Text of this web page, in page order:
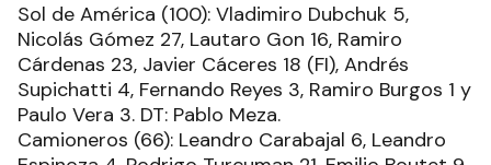
Sol de América (100): Vladimiro Dubchuk 5,
Nicolás Gómez 27, Lautaro Gon 16, Ramiro
Cárdenas 23, Javier Cáceres 18 (FI), Andrés
Supichatti 4, Fernando Reyes 3, Ramiro Burgos 1 y
Paulo Vera 3. DT: Pablo Meza.
Camioneros (66): Leandro Carabajal 6, Leandro